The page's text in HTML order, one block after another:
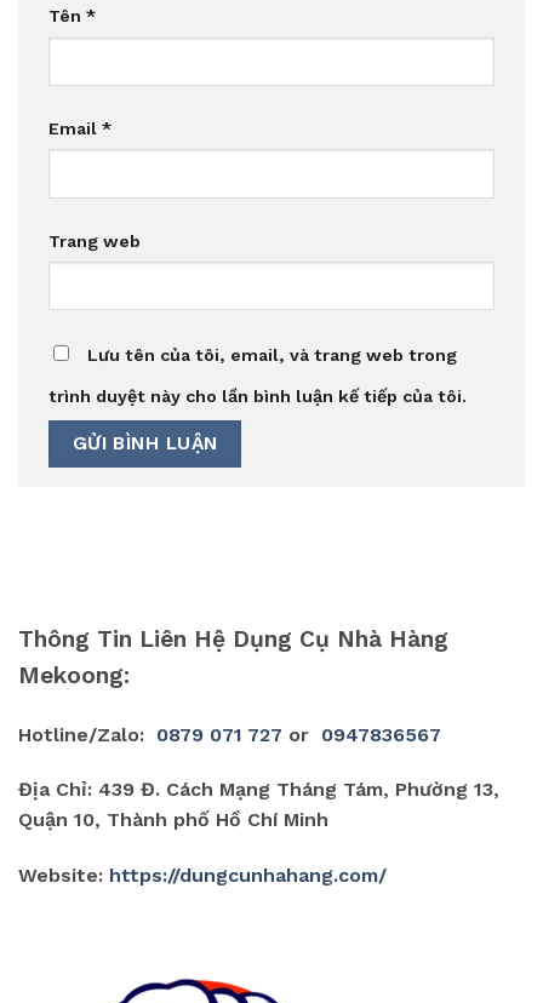
Tên *
Email *
Trang web
Lưu tên của tôi, email, và trang web trong
trình duyệt này cho lần bình luận kế tiếp của tôi.
Thông Tin Liên Hệ Dụng Cụ Nhà Hàng
Mekoong:
Hotline/Zalo: 0879 071 727 or 0947836567
Địa Chỉ: 439 Đ. Cách Mạng Tháng Tám, Phường 13,
Quận 10, Thành phố Hồ Chí Minh
Website: https://dungcunhahang.com/